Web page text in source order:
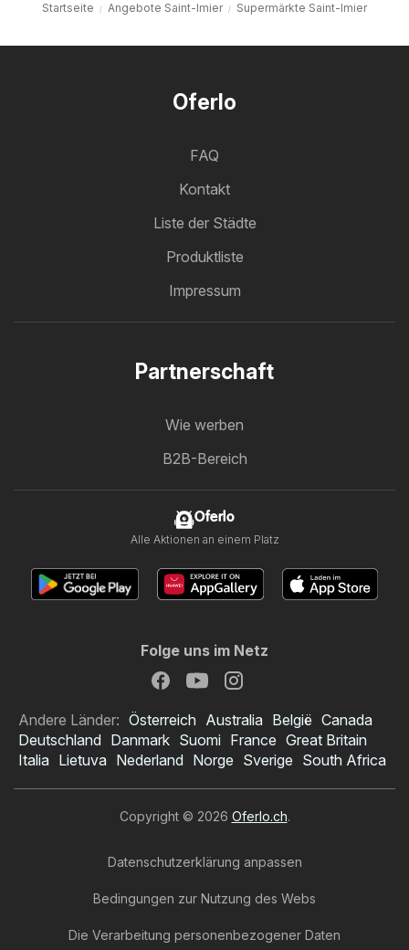
Startseite Angebote Saint-Imier Supermärkte Saint-Imier
Oferlo
FAQ
Kontakt
Liste der Städte
Produktliste
Impressum
Partnerschaft
Wie werben
B2B-Bereich
Oferlo
Alle Aktionen an einem Platz
Folge uns im Netz
Andere Länder: Österreich Australia België Canada
Deutschland Danmark Suomi France Great Britain
Italia Lietuva Nederland Norge Sverige South Africa
Copyright © 2026 Oferlo.ch.
Datenschutzerklärung anpassen
Bedingungen zur Nutzung des Webs
Die Verarbeitung personenbezogener Daten